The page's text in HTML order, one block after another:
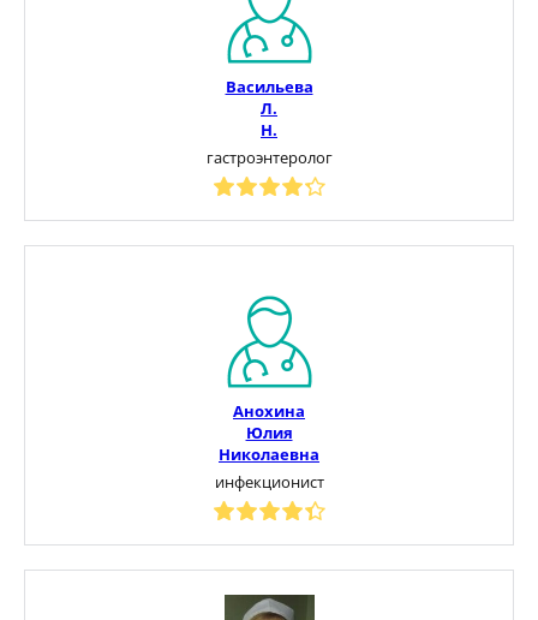
Васильева
Л.
Н.
гастроэнтеролог
Анохина
Юлия
Николаевна
инфекционист